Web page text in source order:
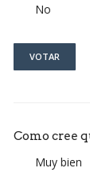
No
VOTAR
Como cree
Muy bien